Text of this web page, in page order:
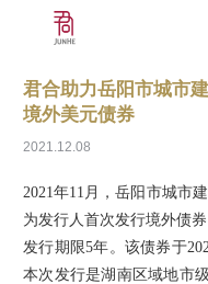
君合助力岳阳市城市
境外美元债券
2021.12.08
2021年11月，岳阳市城市
为发行人首次发行境外债
发行期限5年。该债券于
本次发行是湖南区域地市